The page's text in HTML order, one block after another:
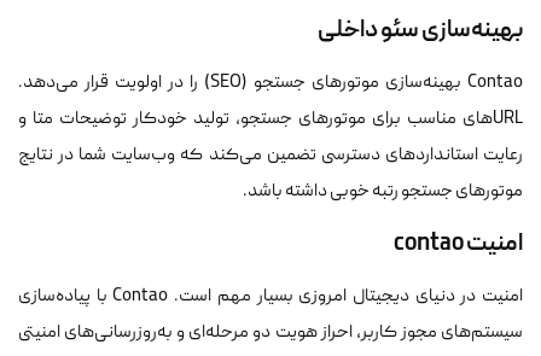
بهینه‌سازی سئو داخلی
Contao بهینه‌سازی موتورهای جستجو (SEO) را در اولویت قرار می‌دهد.
URLهای مناسب برای موتورهای جستجو، تولید خودکار توضیحات متا و
رعایت استانداردهای دسترسی تضمین می‌کند که وب‌سایت شما در نتایج
موتورهای جستجو رتبه خوبی داشته باشد.
امنیت contao
امنیت در دنیای دیجیتال امروزی بسیار مهم است. Contao با پیاده‌سازی
سیستم‌های مجوز کاربر، احراز هویت دو مرحله‌ای و به‌روزرسانی‌های امنیتی